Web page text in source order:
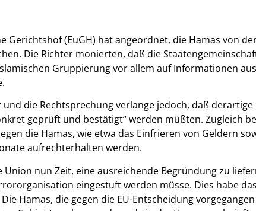
Gerichtshof (EuGH) hat angeordnet, die Hamas von
Die Richter monierten, daß die
Gruppierung vor allem auf Informationen
die Rechtsprechung verlange jedoch, daß
geprüft und bestätigt“ werden müßten. Zugleich
die Hamas, wie etwa das Einfrieren von Geldern
aufrechterhalten werden.
Union nun Zeit, eine ausreichende Begründung zu
eingestuft werden müsse. Dies habe
Hamas, die gegen die EU-Entscheidung